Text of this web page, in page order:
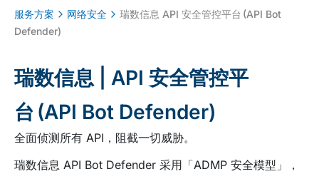
服务方案 网络安全
瑞数信息 API 安全管控平台 (API Bot
Defender)
瑞数信息 | API 安全管控平
台 (API Bot Defender)
全面侦测所有 API，阻截一切威胁。
瑞数信息 API Bot Defender 采用「ADMP 安全模型」，